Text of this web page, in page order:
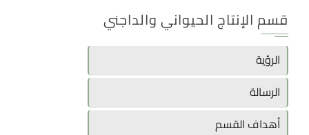
قسم الإنتاج الحيواني والداجني
الرؤية
الرسالة
أهداف القسم